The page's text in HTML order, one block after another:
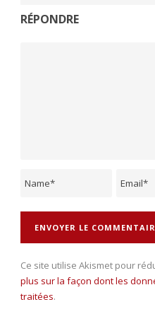
RÉPONDRE
Ce site utilise Akismet pour
plus sur la façon dont les
traitées.